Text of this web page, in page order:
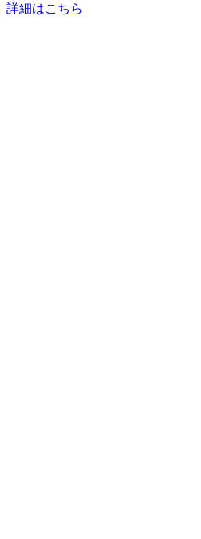
詳細はこちら